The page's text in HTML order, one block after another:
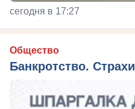
сегодня в 17:27
Общество
Банкротство.